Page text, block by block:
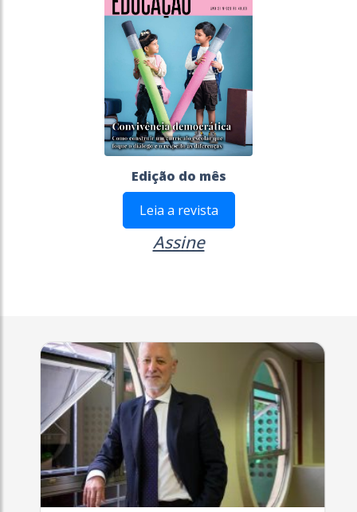
Edição do mês
Leia a revista
Assine